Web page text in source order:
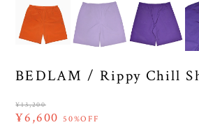
BEDLAM / Rippy Chill
¥13,200
¥6,600 50%OFF